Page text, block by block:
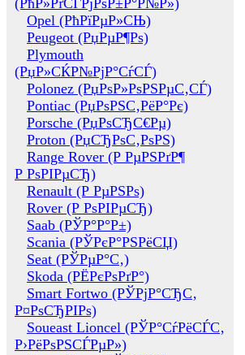
(РћР»РґСЃРјРѕР±Р°Р№Р»)
Opel (РћРїРµР»СЊ)
Peugeot (РџРµР¶Рѕ)
Plymouth
(РџР»СЌР№РјР°СѓСЃ)
Polonez (РџРѕР»РѕРЅРµС‚СЃ)
Pontiac (РџРѕРЅС‚РёР°Рє)
Porsche (РџРѕСЂС€Рµ)
Proton (РџСЂРѕС‚РѕРЅ)
Range Rover (Р РµРЅРґР¶
Р РѕРІРµСЂ)
Renault (Р РµРЅРѕ)
Rover (Р РѕРІРµСЂ)
Saab (РЎР°Р°Р±)
Scania (РЎРєР°РЅРёСЏ)
Seat (РЎРµР°С‚)
Skoda (РЁРєРѕРґР°)
Smart Fortwo (РЎРјР°СЂС‚
Р¤РѕСЂРІРѕ)
Soueast Lioncel (РЎР°СѓРёСЃС‚
Р›РёРѕРЅСЃРµР»)